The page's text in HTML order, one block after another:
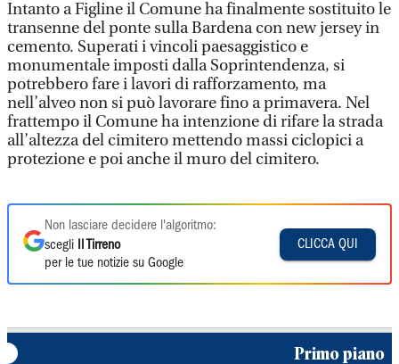
Intanto a Figline il Comune ha finalmente sostituito le
transenne del ponte sulla Bardena con new jersey in
cemento. Superati i vincoli paesaggistico e
monumentale imposti dalla Soprintendenza, si
potrebbero fare i lavori di rafforzamento, ma
nell’alveo non si può lavorare fino a primavera. Nel
frattempo il Comune ha intenzione di rifare la strada
all’altezza del cimitero mettendo massi ciclopici a
protezione e poi anche il muro del cimitero.
Non lasciare decidere l'algoritmo:
scegli
Il Tirreno
per le tue notizie su Google
CLICCA QUI
Primo piano